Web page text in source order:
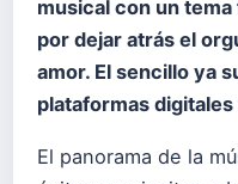
musical con un
por dejar atrás el
amor. El sencillo ya
plataformas
El panorama de la